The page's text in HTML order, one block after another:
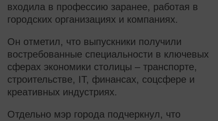
входила в профессию заранее, работая в
городских организациях и компаниях.
Он отметил, что выпускники получили
востребованные специальности в ключевых
сферах экономики столицы – транспорте,
строительстве, IT, финансах, соцсфере и
креативных индустриях.
Отдельно мэр города подчеркнул, что